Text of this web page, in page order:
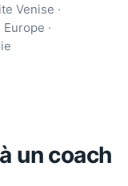
Venise ·
·
un coach